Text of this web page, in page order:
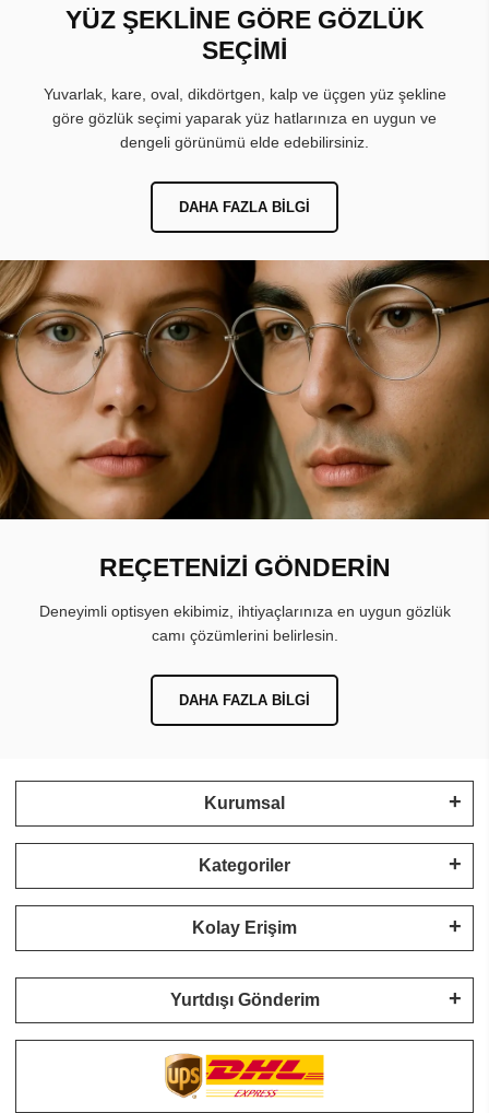
YÜZ ŞEKLİNE GÖRE GÖZLÜK
SEÇİMİ
Yuvarlak, kare, oval, dikdörtgen, kalp ve üçgen yüz şekline
göre gözlük seçimi yaparak yüz hatlarınıza en uygun ve
dengeli görünümü elde edebilirsiniz.
DAHA FAZLA BILGI
REÇETENİZİ GÖNDERİN
Deneyimli optisyen ekibimiz, ihtiyaçlarınıza en uygun gözlük
camı çözümlerini belirlesin.
DAHA FAZLA BILGI
Kurumsal
Kategoriler
Kolay Erişim
Yurtdışı Gönderim